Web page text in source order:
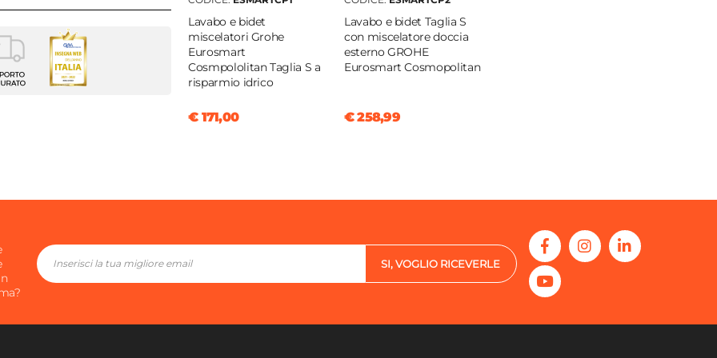
Vasca
Lavabo e bidet
miscelatori Grohe
Eurosmart
Cosmpololitan Taglia S a
risparmio idrico
€ 171,00
Lavabo e bidet Taglia S
con miscelatore doccia
esterno GROHE
Eurosmart Cosmopolitan
€ 258,99
SI, VOGLIO RICEVERLE